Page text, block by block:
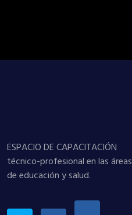
ESPACIO DE CAPACITACIÓN
técnico-profesional en las áreas
de educación y salud.